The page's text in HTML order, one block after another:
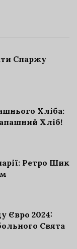
Спаржу
Хліба:
Хліб!
Ретро Шик
Євро 2024:
Свята